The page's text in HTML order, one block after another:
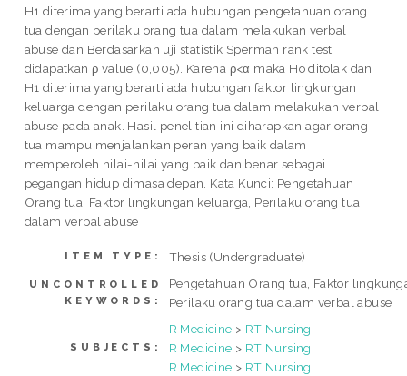
H1 diterima yang berarti ada hubungan pengetahuan orang
tua dengan perilaku orang tua dalam melakukan verbal
abuse dan Berdasarkan uji statistik Sperman rank test
didapatkan ρ value (0,005). Karena ρ<α maka Ho ditolak dan
H1 diterima yang berarti ada hubungan faktor lingkungan
keluarga dengan perilaku orang tua dalam melakukan verbal
abuse pada anak. Hasil penelitian ini diharapkan agar orang
tua mampu menjalankan peran yang baik dalam
memperoleh nilai-nilai yang baik dan benar sebagai
pegangan hidup dimasa depan. Kata Kunci: Pengetahuan
Orang tua, Faktor lingkungan keluarga, Perilaku orang tua
dalam verbal abuse
ITEM TYPE: Thesis (Undergraduate)
UNCONTROLLED
KEYWORDS:
Pengetahuan Orang tua, Faktor
Perilaku orang tua dalam verbal abuse
SUBJECTS:
R Medicine > RT Nursing
R Medicine > RT Nursing
R Medicine > RT Nursing